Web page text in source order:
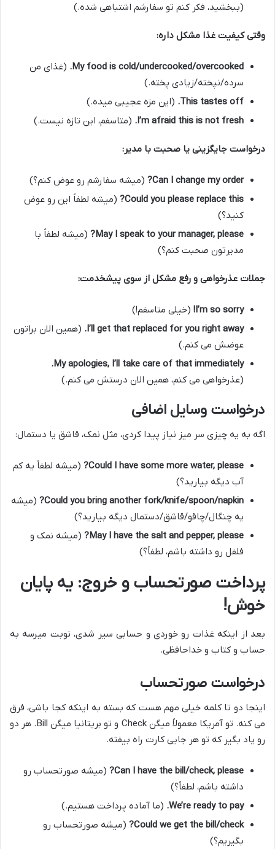
(ببخشید، فکر کنم تو سفارشم اشتباهی شده.)
وقتی کیفیت غذا مشکل داره:
My food is cold/undercooked/overcooked. (غذای من
سرده/نپخته/زیادی پخته.)
This tastes off. (این مزه عجیبی میده.)
I’m afraid this is not fresh. (متاسفم، این تازه نیست.)
درخواست جایگزینی یا صحبت با مدیر:
Can I change my order?
(میشه سفارشم رو عوض کنم؟)
Could you please replace this?
(میشه لطفاً این رو عوض
کنید؟)
May I speak to your manager, please?
(میشه لطفاً با
مدیرتون صحبت کنم؟)
جملات عذرخواهی و رفع مشکل از سوی پیشخدمت:
I’m so sorry! (خیلی متاسفم!)
I’ll get that replaced for you right away. (همین الان براتون
عوضش می کنم.)
My apologies, I’ll take care of that immediately.
(عذرخواهی می کنم، همین الان درستش می کنم.)
درخواست وسایل اضافی
اگه به یه چیزی سر میز نیاز پیدا کردی، مثل نمک، قاشق یا دستمال:
Could I have some more water, please?
(میشه لطفاً یه کم
آب دیگه بیارید؟)
Could you bring another fork/knife/spoon/napkin?
(میشه
یه چنگال/چاقو/قاشق/دستمال دیگه بیارید؟)
May I have the salt and pepper, please?
(میشه نمک و
فلفل رو داشته باشم، لطفاً؟)
پرداخت صورتحساب و خروج: یه پایان
خوش!
بعد از اینکه غذات رو خوردی و حسابی سیر شدی، نوبت میرسه به
حساب و کتاب و خداحافظی.
درخواست صورتحساب
اینجا دو تا کلمه خیلی مهم هست که بسته به اینکه کجا باشی، فرق
می کنه. تو آمریکا معمولاً میگن Check و تو بریتانیا میگن Bill. هر دو
رو یاد بگیر که تو هر جایی کارت راه بیفته.
Can I have the bill/check, please?
(میشه صورتحساب رو
داشته باشم، لطفاً؟)
We’re ready to pay. (ما آماده پرداخت هستیم.)
Could we get the bill/check?
(میشه صورتحساب رو
بگیریم؟)